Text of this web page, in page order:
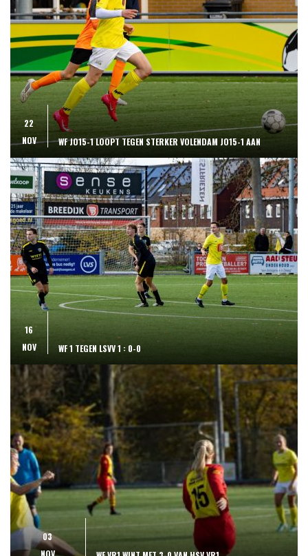
22
NOV
WF JO15-1 LOOPT TEGEN STERKER VOLENDAM JO15-1 AAN
16
NOV
WF 1 TEGEN LSVV 1 : 0-0
03
NOV